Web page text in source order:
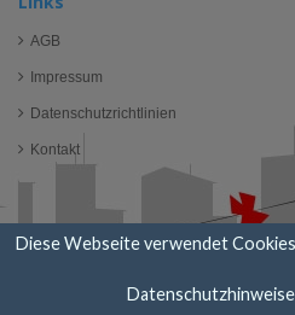
AGB
Impressum
Datenschutzrichtlinien
Kontakt
Diese Webseite verwendet